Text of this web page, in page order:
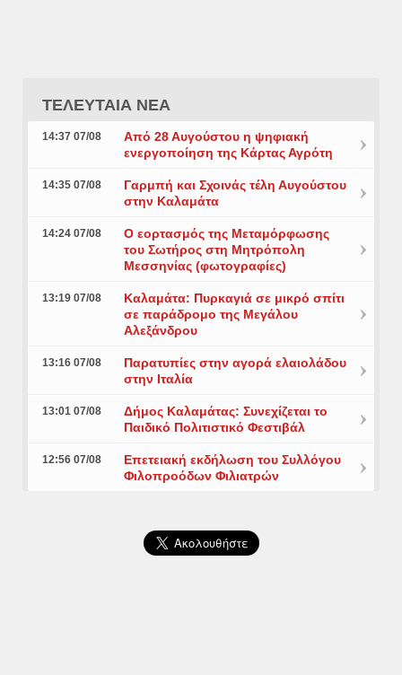
ΤΕΛΕΥΤΑΙΑ ΝΕΑ
14:37 07/08
Από 28 Αυγούστου η ψηφιακή
ενεργοποίηση της Κάρτας Αγρότη
14:35 07/08
Γαρμπή και Σχοινάς τέλη Αυγούστου
στην Καλαμάτα
14:24 07/08
Ο εορτασμός της Μεταμόρφωσης
του Σωτήρος στη Μητρόπολη
Μεσσηνίας (φωτογραφίες)
13:19 07/08
Καλαμάτα: Πυρκαγιά σε μικρό σπίτι
σε παράδρομο της Μεγάλου
Αλεξάνδρου
13:16 07/08
Παρατυπίες στην αγορά ελαιολάδου
στην Ιταλία
13:01 07/08
Δήμος Καλαμάτας: Συνεχίζεται το
Παιδικό Πολιτιστικό Φεστιβάλ
12:56 07/08
Επετειακή εκδήλωση του Συλλόγου
Φιλοπροόδων Φιλιατρών